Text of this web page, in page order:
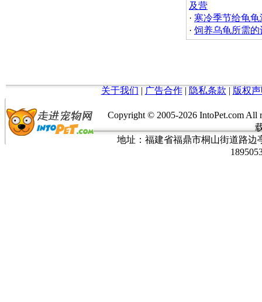
及营
· 寒冷季节给龟龟
· 饲养乌龟所需的
关于我们 | 广告合作| 隐私条款 | 版权
Copyright © 2005-2026 IntoPet.com
地址：福建省福鼎市桐山街道路边